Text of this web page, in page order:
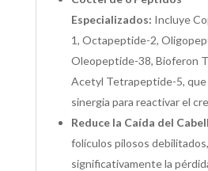
Especializados: Incluye
1, Octapeptide-2,
Oleopeptide-38, Bioferon
Acetyl Tetrapeptide-5, que
sinergia para reactivar el
Reduce la Caída del
folículos pilosos
significativamente la